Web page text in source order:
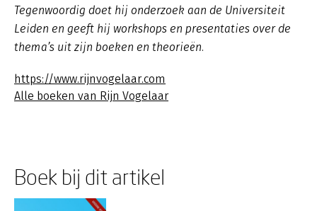
Tegenwoordig doet hij onderzoek aan de Universiteit
Leiden en geeft hij workshops en presentaties over de
thema’s uit zijn boeken en theorieën.
https://www.rijnvogelaar.com
Alle boeken van Rijn Vogelaar
Boek bij dit artikel